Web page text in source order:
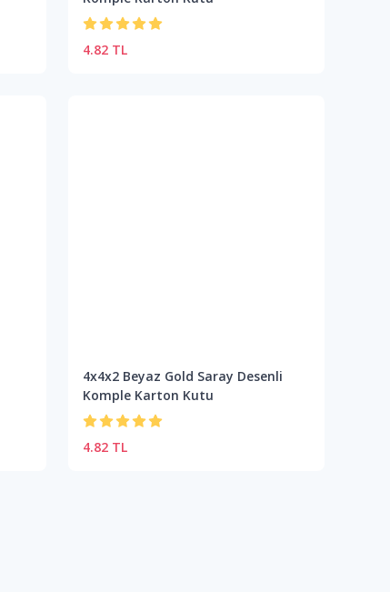
4.82 TL
4x4x2 Beyaz Gold Saray Desenli
Komple Karton Kutu
4.82 TL